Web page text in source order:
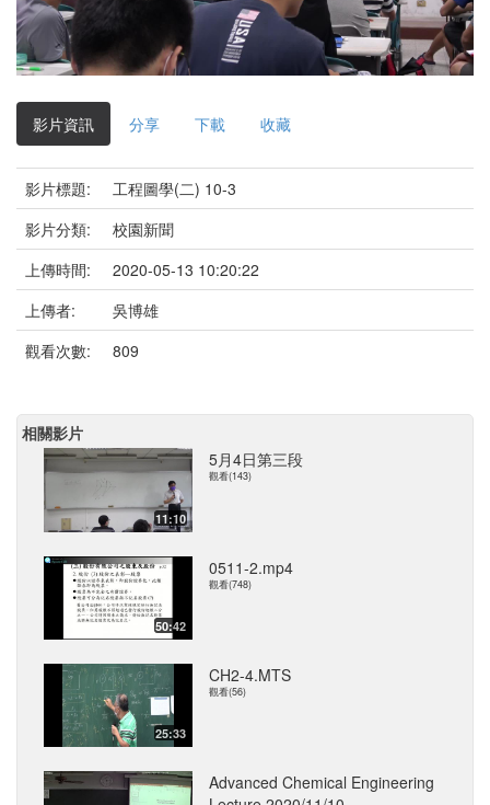
放
影
片
影片資訊 分享 下載 收藏
影片標題:
工程圖學(二) 10-3
影片分類:
校園新聞
上傳時間:
2020-05-13 10:20:22
上傳者:
吳博雄
觀看次數:
809
相關影片
11:10
5月4日第三段
觀看(143)
50:42
0511-2.mp4
觀看(748)
25:33
CH2-4.MTS
觀看(56)
Advanced Chemical Engineering